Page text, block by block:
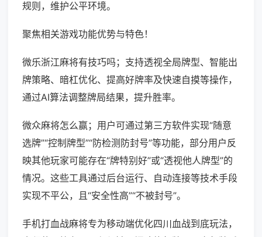
规则，维护公平环境。
聚焦相关游戏功能优势与特色！
微乐浙江麻将有技巧吗；支持透视全局牌型、智能出
牌策略、暗杠优化、提高好牌率及快速自摸等操作，
通过AI算法调整牌局结果，提升胜率。
微众麻将怎么赢；用户可通过第三方软件实现“随意
选牌”“控制牌型”“防检测防封号”等功能，部分用户反
映其他玩家可能存在“牌特别好”或“透视他人牌型”的
情况。这些工具通过后台运行、自动连接等技术手段
实现不平公，且“安全性高”“不被封号”。
手机打血战麻将专为移动端优化四川血战到底玩法，